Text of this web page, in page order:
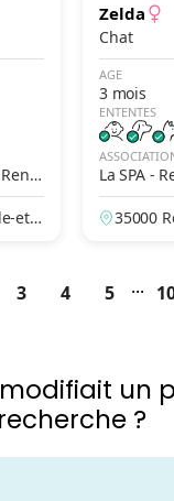
et-V
Zelda
Chat
AGE
3 mois
ENTENTES
La SPA -
es
35000
3 4 5 ...
un
recherche ?